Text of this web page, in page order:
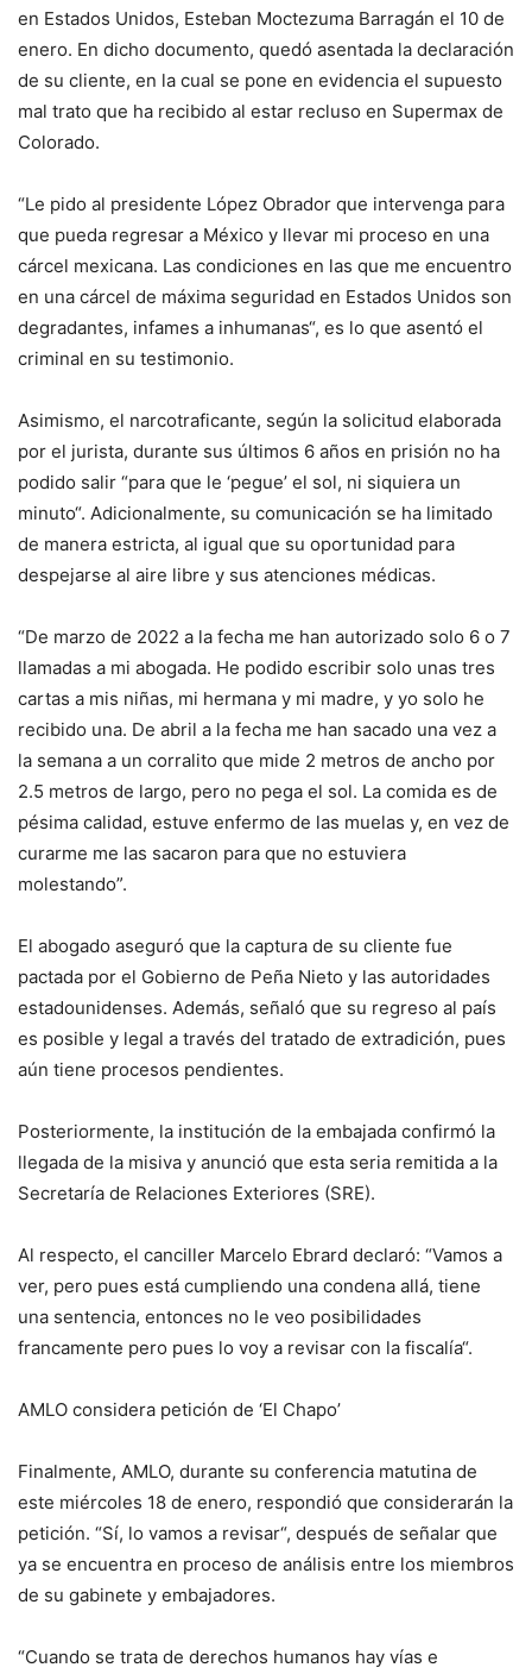
en Estados Unidos, Esteban Moctezuma Barragán el 10 de
enero. En dicho documento, quedó asentada la declaración
de su cliente, en la cual se pone en evidencia el supuesto
mal trato que ha recibido al estar recluso en Supermax de
Colorado.
“Le pido al presidente López Obrador que intervenga para
que pueda regresar a México y llevar mi proceso en una
cárcel mexicana. Las condiciones en las que me encuentro
en una cárcel de máxima seguridad en Estados Unidos son
degradantes, infames a inhumanas“, es lo que asentó el
criminal en su testimonio.
Asimismo, el narcotraficante, según la solicitud elaborada
por el jurista, durante sus últimos 6 años en prisión no ha
podido salir “para que le ‘pegue’ el sol, ni siquiera un
minuto“. Adicionalmente, su comunicación se ha limitado
de manera estricta, al igual que su oportunidad para
despejarse al aire libre y sus atenciones médicas.
“De marzo de 2022 a la fecha me han autorizado solo 6 o 7
llamadas a mi abogada. He podido escribir solo unas tres
cartas a mis niñas, mi hermana y mi madre, y yo solo he
recibido una. De abril a la fecha me han sacado una vez a
la semana a un corralito que mide 2 metros de ancho por
2.5 metros de largo, pero no pega el sol. La comida es de
pésima calidad, estuve enfermo de las muelas y, en vez de
curarme me las sacaron para que no estuviera
molestando”.
El abogado aseguró que la captura de su cliente fue
pactada por el Gobierno de Peña Nieto y las autoridades
estadounidenses. Además, señaló que su regreso al país
es posible y legal a través del tratado de extradición, pues
aún tiene procesos pendientes.
Posteriormente, la institución de la embajada confirmó la
llegada de la misiva y anunció que esta seria remitida a la
Secretaría de Relaciones Exteriores (SRE).
Al respecto, el canciller Marcelo Ebrard declaró: “Vamos a
ver, pero pues está cumpliendo una condena allá, tiene
una sentencia, entonces no le veo posibilidades
francamente pero pues lo voy a revisar con la fiscalía“.
AMLO considera petición de ‘El Chapo’
Finalmente, AMLO, durante su conferencia matutina de
este miércoles 18 de enero, respondió que considerarán la
petición. “Sí, lo vamos a revisar“, después de señalar que
ya se encuentra en proceso de análisis entre los miembros
de su gabinete y embajadores.
“Cuando se trata de derechos humanos hay vías e